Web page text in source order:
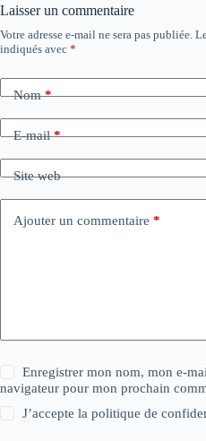
Laisser un commentaire
Votre adresse e-mail ne sera pas publiée.
indiqués avec *
Nom*
E-mail*
Site web
Ajouter un commentaire *
Enregistrer mon nom, mon e-
navigateur pour mon prochain
J’accepte lapolitique de